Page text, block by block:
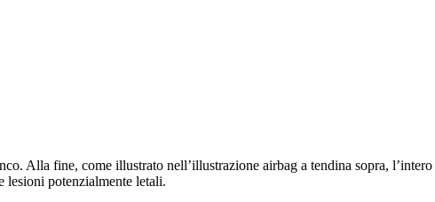
Alla fine, come illustrato nell’illustrazione airbag a tendina sopra,
lesioni potenzialmente letali.